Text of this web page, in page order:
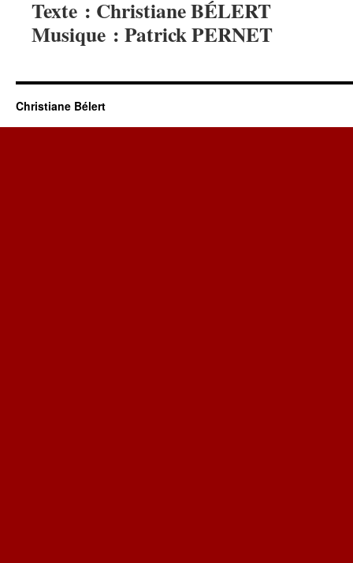
Texte : Christiane BÉLERT
Musique : Patrick PERNET
Christiane Bélert